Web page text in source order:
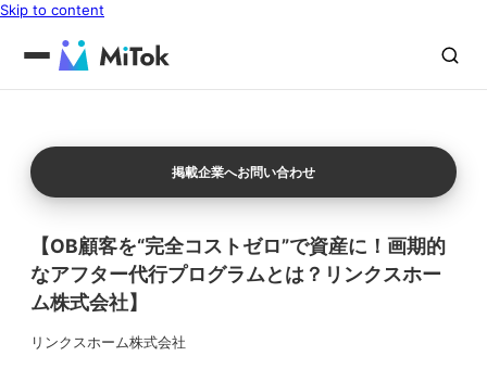
Skip to content
【OB顧客を“完全コストゼロ”で資産に！画期的
なアフター代行プログラムとは？リンクスホー
ム株式会社】
リンクスホーム株式会社
掲載企業へお問い合わせ